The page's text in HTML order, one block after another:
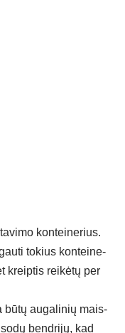
kon­tei­ne­rius.
to­kius kon­tei­ne­
kreip­tis rei­kė­tų per
bū­tų au­ga­li­nių mais­
bend­ri­jų, kad